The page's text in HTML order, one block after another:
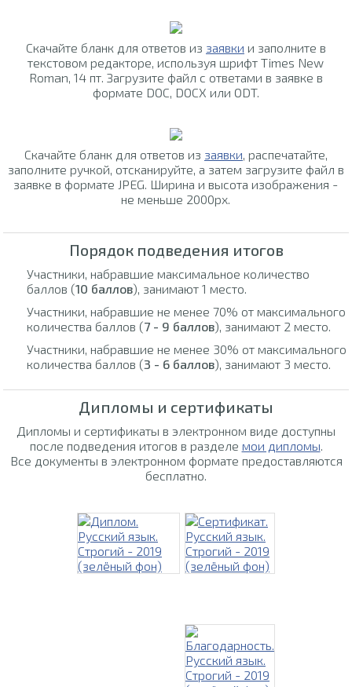
Скачайте бланк для ответов из заявки и заполните в
текстовом редакторе, используя шрифт Times New
Roman, 14 пт. Загрузите файл с ответами в заявке в
формате DOC, DOCX или ODT.
Скачайте бланк для ответов из заявки, распечатайте,
заполните ручкой, отсканируйте, а затем загрузите файл в
заявке в формате JPEG. Ширина и высота изображения -
не меньше 2000px.
Порядок подведения итогов
Участники, набравшие максимальное количество
баллов (10 баллов), занимают 1 место.
Участники, набравшие не менее 70% от максимального
количества баллов (7 - 9 баллов), занимают 2 место.
Участники, набравшие не менее 30% от максимального
количества баллов (3 - 6 баллов), занимают 3 место.
Дипломы и сертификаты
Дипломы и сертификаты в электронном виде доступны
после подведения итогов в разделе мои дипломы.
Все документы в электронном формате предоставляются
бесплатно.